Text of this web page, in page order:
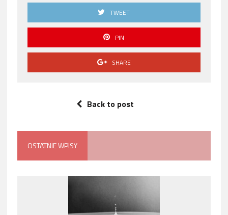
TWEET
PIN
SHARE
Back to post
OSTATNIE WPISY